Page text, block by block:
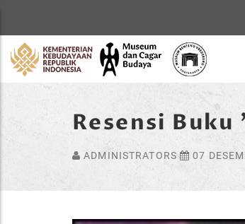
Home
Resensi
ADMINISTRATORS 07